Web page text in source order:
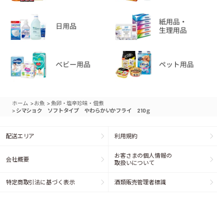
ホーム >お魚 > 魚卵・塩辛珍味・佃煮
> シマショク ソフトタイプ やわらかいかフライ 210ｇ
配送エリア 利用規約
会社概要
お客さまの個人情報の
取扱いについて
特定商取引法に基づく表示 酒類販売管理者標識